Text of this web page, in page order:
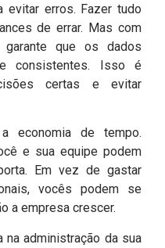
evitar erros. Fazer tudo
de errar. Mas com
que os dados
consistentes. Isso é
certas e evitar
economia de tempo.
e sua equipe podem
Em vez de gastar
vocês podem se
a empresa crescer.
na administração da sua